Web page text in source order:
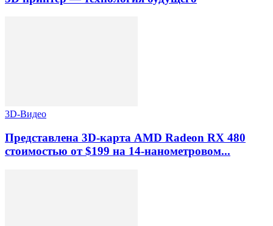
3D-Видео
Представлена 3D-карта AMD Radeon RX 480
стоимостью от $199 на 14-нанометровом...